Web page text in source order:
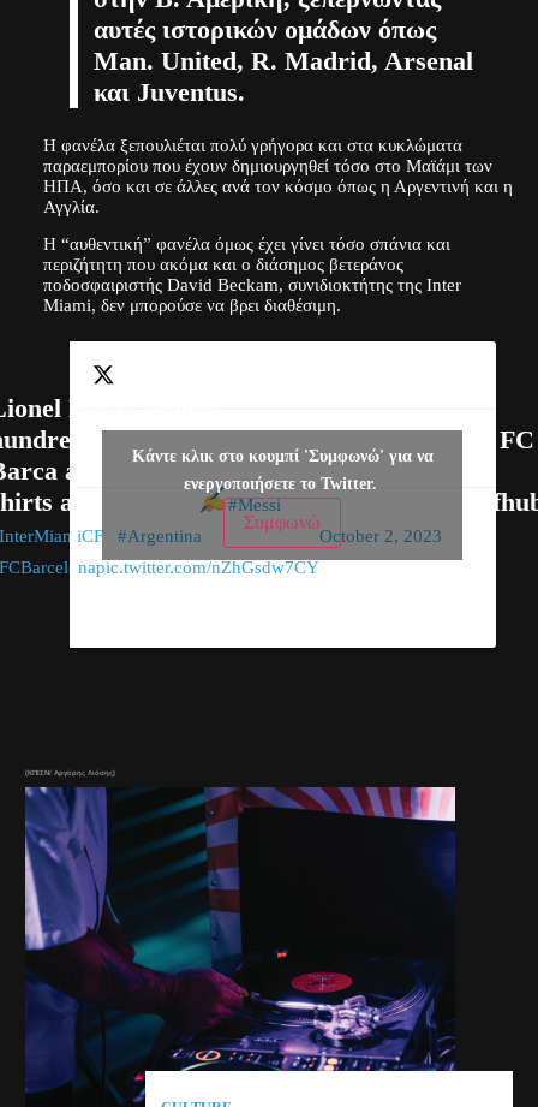
αυτές ιστορικών ομάδων όπως
Man. United, R. Madrid, Arsenal
και Juventus.
Η φανέλα ξεπουλιέται πολύ γρήγορα και στα κυκλώματα
παραεμπορίου που έχουν δημιουργηθεί τόσο στο Μαϊάμι των
ΗΠΑ, όσο και σε άλλες ανά τον κόσμο όπως η Αργεντινή και η
Αγγλία.
Η “αυθεντική” φανέλα όμως έχει γίνει τόσο σπάνια και
περιζήτητη που ακόμα και ο διάσημος βετεράνος
ποδοσφαιριστής David Beckam, συνιδιοκτήτης της Inter
Miami, δεν μπορούσε να βρει διαθέσιμη.
Messi signing
of Argentina,
and Inter Miami
and posters
#Messi
#Argentina
pic.twitter.com/nZhGsdw7CY
— Inter Miami FC
Hub
October 2, 2023
Κάντε κλικ στο κουμπί 'Συμφωνώ' για να
ενεργοποιήσετε το Twitter.
Συμφωνώ
(ΚΠΙΣΝ/ Αργύρης Λιόσης)